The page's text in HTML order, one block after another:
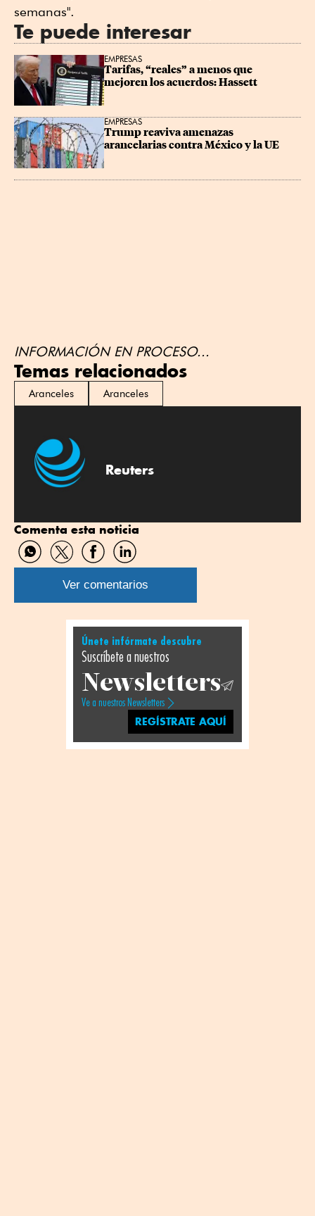
semanas".
Te puede interesar
EMPRESAS
Tarifas, “reales” a menos que
mejoren los acuerdos: Hassett
EMPRESAS
Trump reaviva amenazas
arancelarias contra México y la UE
INFORMACIÓN EN PROCESO...
Temas relacionados
Aranceles Aranceles
Reuters
Comenta esta noticia
Compartir
por
WhatsApp
Compartir
por
Twitter
Compartir
por
Facebook
Compartir
por
Linkedin
Ver comentarios
Únete infórmate descubre
Suscríbete a nuestros
Newsletters
Ve a nuestros Newsletters
REGÍSTRATE AQUÍ